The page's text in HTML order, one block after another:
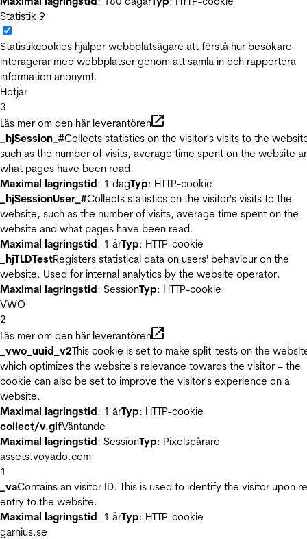
Statistik 9
Statistikcookies hjälper webbplatsägare att förstå hur besökare
interagerar med webbplatser genom att samla in och rapportera
information anonymt.
Hotjar
3
Läs mer om den här leverantören
_hjSession_#Collects statistics on the visitor's visits to the
such as the number of visits, average time spent on the website
what pages have been read.
Maximal lagringstid: 1 dagTyp: HTTP-cookie
_hjSessionUser_#Collects statistics on the visitor's visits to the
website, such as the number of visits, average time spent on the
website and what pages have been read.
Maximal lagringstid: 1 årTyp: HTTP-cookie
_hjTLDTestRegisters statistical data on users' behaviour on the
website. Used for internal analytics by the website operator.
Maximal lagringstid: SessionTyp: HTTP-cookie
VWO
2
Läs mer om den här leverantören
_vwo_uuid_v2This cookie is set to make split-tests on the
which optimizes the website's relevance towards the visitor – the
cookie can also be set to improve the visitor's experience on a
website.
Maximal lagringstid: 1 årTyp: HTTP-cookie
collect/v.gifVäntande
Maximal lagringstid: SessionTyp: Pixelspårare
assets.voyado.com
1
_vaContains an visitor ID. This is used to identify the visitor upon
entry to the website.
Maximal lagringstid: 1 årTyp: HTTP-cookie
garnius.se